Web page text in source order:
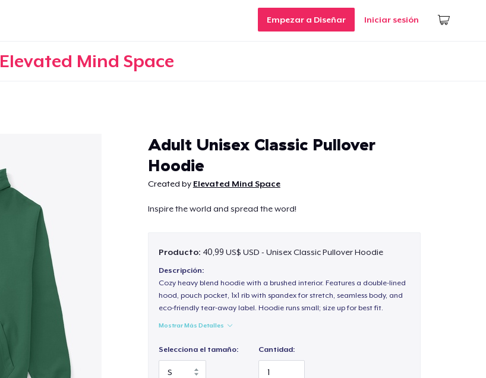
Empezar a Diseñar Iniciar sesión
Elevated Mind Space
Adult Unisex Classic Pullover
Hoodie
Created by Elevated Mind Space
Inspire the world and spread the word!
Producto: 40,99 US$ USD - Unisex Classic Pullover Hoodie
Descripción:
Cozy heavy blend hoodie with a brushed interior. Features a double-lined
hood, pouch pocket, 1x1 rib with spandex for stretch, seamless body, and
eco-friendly tear-away label. Hoodie runs small; size up for best fit.
Mostrar Más Detalles
Selecciona el tamaño: Cantidad: